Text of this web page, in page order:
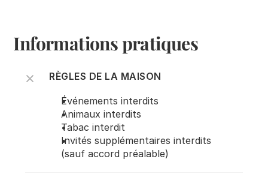
Informations pratiques
RÈGLES DE LA MAISON
Événements interdits
Animaux interdits
Tabac interdit
Invités supplémentaires interdits
(sauf accord préalable)